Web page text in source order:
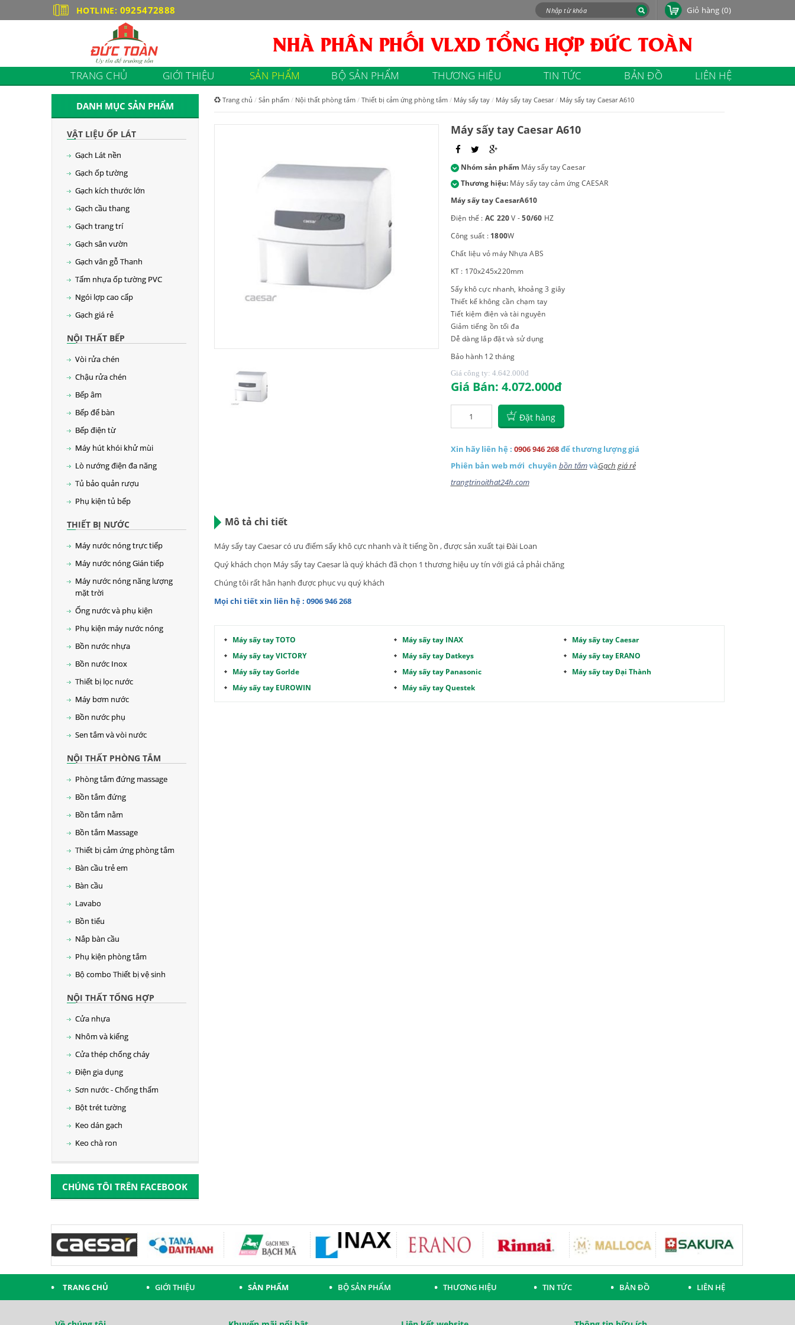
HOTLINE: 0925472888 Giỏ hàng(0)
TRANG CHỦ GIỚI THIỆU SẢN PHẨM BỘ SẢN PHẨM THƯƠNG HIỆU TIN TỨC BẢN ĐỒ LIÊN HỆ
DANH MỤC SẢN PHẨM
VẬT LIỆU ỐP LÁT
Gạch Lát nền
Gạch ốp tường
Gạch kích thước lớn
Gạch cầu thang
Gạch trang trí
Gạch sân vườn
Gạch vân gỗ Thanh
Tấm nhựa ốp tường PVC
Ngói lợp cao cấp
Gạch giá rẻ
NỘI THẤT BẾP
Vòi rửa chén
Chậu rửa chén
Bếp âm
Bếp để bàn
Bếp điện từ
Máy hút khói khử mùi
Lò nướng điện đa năng
Tủ bảo quản rượu
Phụ kiện tủ bếp
THIẾT BỊ NƯỚC
Máy nước nóng trực tiếp
Máy nước nóng Gián tiếp
Máy nước nóng năng lượng
mặt trời
Ống nước và phụ kiện
Phụ kiện máy nước nóng
Bồn nước nhựa
Bồn nước Inox
Thiết bị lọc nước
Máy bơm nước
Bồn nước phụ
Sen tắm và vòi nước
NỘI THẤT PHÒNG TẮM
Phòng tắm đứng massage
Bồn tắm đứng
Bồn tắm nằm
Bồn tắm Massage
Thiết bị cảm ứng phòng tắm
Bàn cầu trẻ em
Bàn cầu
Lavabo
Bồn tiểu
Nắp bàn cầu
Phụ kiện phòng tắm
Bộ combo Thiết bị vệ sinh
NỘI THẤT TỔNG HỢP
Cửa nhựa
Nhôm và kiếng
Cửa thép chống cháy
Điện gia dụng
Sơn nước - Chống thấm
Bột trét tường
Keo dán gạch
Keo chà ron
CHÚNG TÔI TRÊN FACEBOOK
Trang chủ Sản phẩm Nội thất phòng tắm Thiết bị cảm ứng phòng tắm Máy sấy tay Máy sấy tay Caesar Máy sấy tay Caesar A610
Máy sấy tay Caesar A610
Nhóm sản phẩm Máy sấy tay Caesar
Thương hiệu: Máy sấy tay cảm ứng CAESAR
Máy sấy tay CaesarA610
Điện thế : AC 220V -50/60 HZ
Công suất : 1800W
Chất liệu vỏ máy Nhựa ABS
KT : 170x245x220mm
Sấy khô cực nhanh, khoảng 3 giây
Thiết kế không cần chạm tay
Tiết kiệm điện và tài nguyên
Giảm tiếng ồn tối đa
Dễ dàng lắp đặt và sử dụng
Bảo hành 12 tháng
Giá công ty: 4.642.000đ
Giá Bán: 4.072.000đ
Đặt hàng
Xin hãy liên hệ : 0906 946 268để thương lượng giá
Phiên bản web mới chuyên bồn tắmvàGạch giá rẻ
trangtrinoithat24h.com
Mô tả chi tiết
Máy sấy tay Caesar có ưu điểm sấy khô cực nhanh và ít tiếng ồn , được sản xuất tại Đài Loan
Quý khách chọn Máy sấy tay Caesar là quý khách đã chọn 1 thương hiệu uy tín với giá cả phải chăng
Chúng tôi rất hân hạnh được phục vụ quý khách
Mọi chi tiết xin liên hệ : 0906 946 268
Máy sấy tay TOTO Máy sấy tay INAX
Máy sấy tay Caesar
Máy sấy tay VICTORY
Máy sấy tay Datkeys
Máy sấy tay ERANO
Máy sấy tay Gorlde
Máy sấy tay Panasonic
Máy sấy tay Đại Thành
Máy sấy tay EUROWIN
Máy sấy tay Questek
TRANG CHỦ GIỚI THIỆU SẢN PHẨM BỘ SẢN PHẨM THƯƠNG HIỆU TIN TỨC BẢN ĐỒ LIÊN HỆ